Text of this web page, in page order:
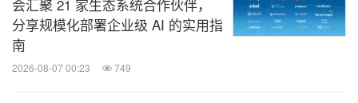
会汇聚 21 家生态系统合作伙伴，
分享规模化部署企业级 AI 的实用指
南
2026-08-07 00:23 749